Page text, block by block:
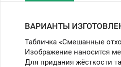
ВАРИАНТЫ
Табличка «Смешанные
Изображение наносится
Для придания жёсткости